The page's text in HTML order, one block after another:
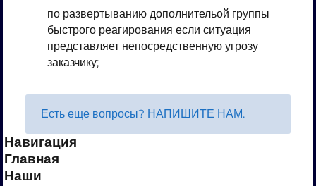
по развертыванию дополнительой группы
быстрого реагирования если ситуация
представляет непосредственную угрозу
заказчику;
Есть еще вопросы? НАПИШИТЕ НАМ.
Навигация
Главная
Наши